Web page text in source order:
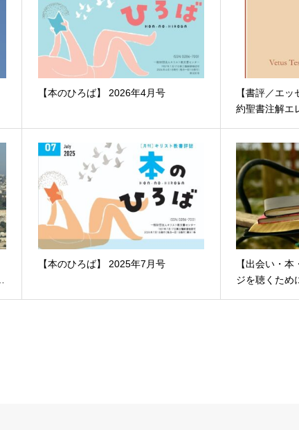
【本のひろば】 2026年4月号
【書評／エ
約聖書注解エ
【本のひろば】 2025年7月号
【出会い・
ジを聴くため